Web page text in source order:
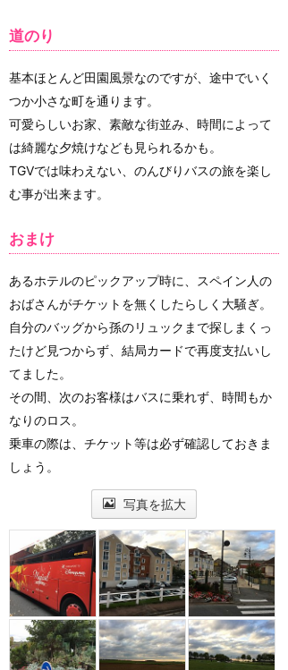
道のり
基本ほとんど田園風景なのですが、途中でいく
つか小さな町を通ります。
可愛らしいお家、素敵な街並み、時間によって
は綺麗な夕焼けなども見られるかも。
TGVでは味わえない、のんびりバスの旅を楽し
む事が出来ます。
おまけ
あるホテルのピックアップ時に、スペイン人の
おばさんがチケットを無くしたらしく大騒ぎ。
自分のバッグから孫のリュックまで探しまくっ
たけど見つからず、結局カードで再度支払いし
てました。
その間、次のお客様はバスに乗れず、時間もか
なりのロス。
乗車の際は、チケット等は必ず確認しておきま
しょう。
写真を拡大